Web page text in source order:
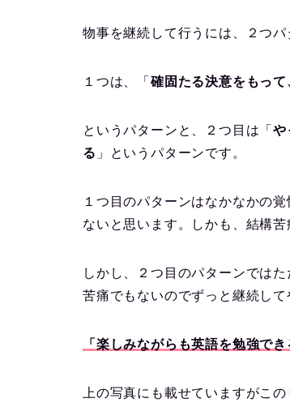
物事を継続して行うには、２つパ
１つは、「 確固たる決意をもって
というパターンと、２つ目は「や
る 」というパターンです。
１つ目のパターンはなかなかの
ないと思います。しかも、結構苦
しかし、２つ目のパターンでは
苦痛でもないのでずっと継続して
「楽しみながらも英語を勉強でき
上の写真にも載せていますがこ